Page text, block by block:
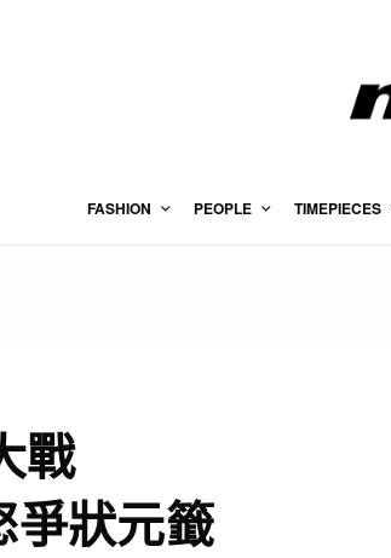
FASHION PEOPLE TIMEPIECES
戰
爭狀元籤